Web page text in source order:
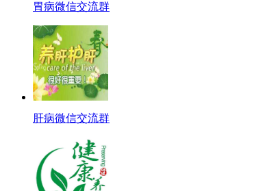
胃病微信交流群
肝病微信交流群